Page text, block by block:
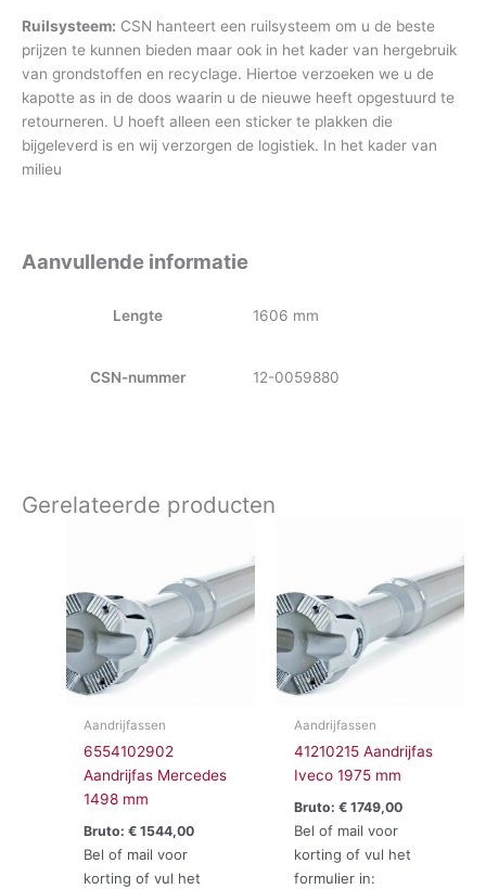
Ruilsysteem: CSN hanteert een ruilsysteem om u de beste
prijzen te kunnen bieden maar ook in het kader van hergebruik
van grondstoffen en recyclage. Hiertoe verzoeken we u de
kapotte as in de doos waarin u de nieuwe heeft opgestuurd te
retourneren. U hoeft alleen een sticker te plakken die
bijgeleverd is en wij verzorgen de logistiek. In het kader van
milieu
Aanvullende informatie
Lengte 1606 mm
CSN-nummer 12-0059880
Gerelateerde producten
Aandrijfassen
6554102902
Aandrijfas Mercedes
1498 mm
Bruto:€ 1544,00
Bel of mail voor
korting of vul het
Aandrijfassen
41210215 Aandrijfas
Iveco 1975 mm
Bruto: €1749,00
Bel of mail voor
korting of vul het
formulier in: